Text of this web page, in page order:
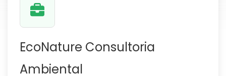
EcoNature Consultoria
Ambiental